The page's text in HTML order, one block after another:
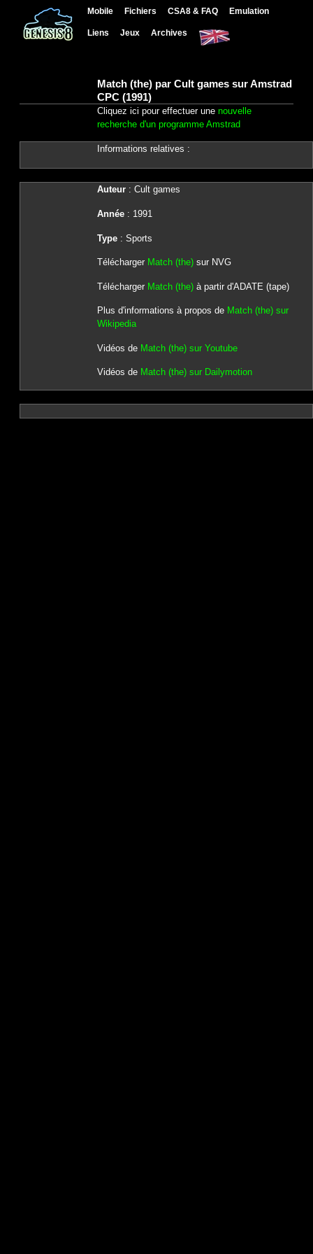
Mobile Fichiers CSA8 & FAQ Emulation
Liens Jeux Archives
Match (the) par Cult games sur Amstrad
CPC (1991)
Cliquez ici pour effectuer une nouvelle
recherche d'un programme Amstrad
Informations relatives :
Auteur: Cult games
Année: 1991
Type: Sports
Télécharger Match (the)sur NVG
Télécharger Match (the)à partir d'ADATE (tape)
Plus d'informations à propos de Match (the) sur
Wikipedia
Vidéos de Match (the) sur Youtube
Vidéos de Match (the) sur Dailymotion